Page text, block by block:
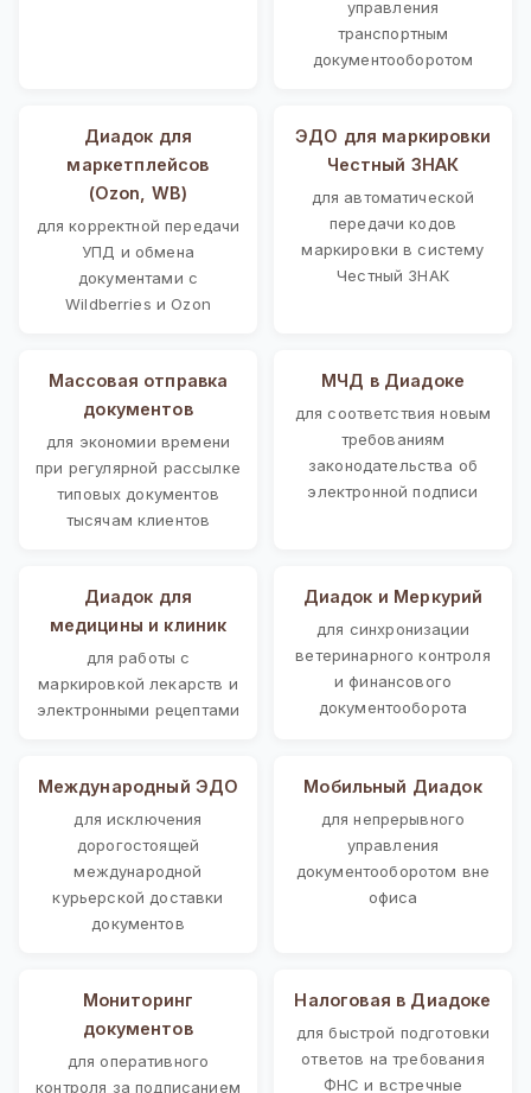
управления
транспортным
документооборотом
Диадок для
маркетплейсов
(Ozon, WB)
для корректной передачи
УПД и обмена
документами с
Wildberries и Ozon
ЭДО для маркировки
Честный ЗНАК
для автоматической
передачи кодов
маркировки в систему
Честный ЗНАК
Массовая отправка
документов
для экономии времени
при регулярной рассылке
типовых документов
тысячам клиентов
МЧД в Диадоке
для соответствия новым
требованиям
законодательства об
электронной подписи
Диадок для
медицины и клиник
для работы с
маркировкой лекарств и
электронными рецептами
Диадок и Меркурий
для синхронизации
ветеринарного контроля
и финансового
документооборота
Международный ЭДО
для исключения
дорогостоящей
международной
курьерской доставки
документов
Мобильный Диадок
для непрерывного
управления
документооборотом вне
офиса
Мониторинг
документов
для оперативного
контроля за подписанием
Налоговая в Диадоке
для быстрой подготовки
ответов на требования
ФНС и встречные